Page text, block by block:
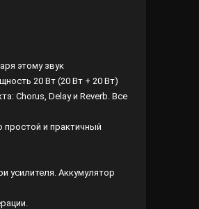
этому звук
20 Вт (20 Вт + 20 Вт)
Chorus, Delay и Reverb. Все
простой и практичный
усилителя. Аккумулятор